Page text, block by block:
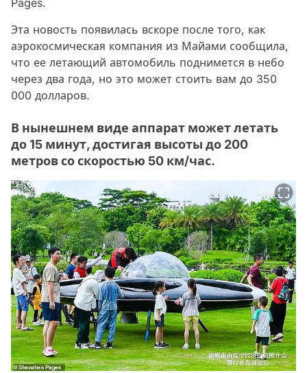
Pages.
Эта новость появилась вскоре после того, как
аэрокосмическая компания из Майами сообщила,
что ее летающий автомобиль поднимется в небо
через два года, но это может стоить вам до 350
000 долларов.
В нынешнем виде аппарат может летать
до 15 минут, достигая высоты до 200
метров со скоростью 50 км/час.